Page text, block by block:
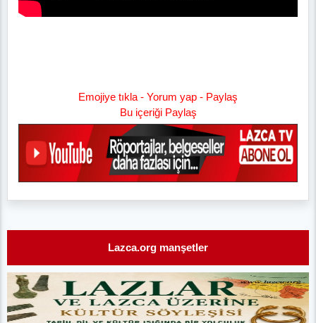
Emojiye tıkla - Yorum yap - Paylaş
Bu içeriği Paylaş
Lazca.org manşetler